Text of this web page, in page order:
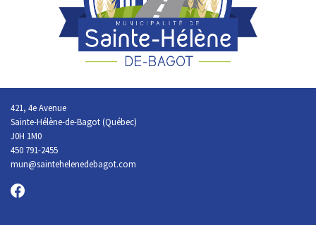
421, 4e Avenue
Sainte-Hélène-de-Bagot (Québec)
J0H 1M0
450 791-2455
mun@saintehelenedebagot.com